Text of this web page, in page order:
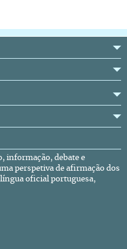
informação, debate e
perspetiva de afirmação dos
oficial portuguesa,